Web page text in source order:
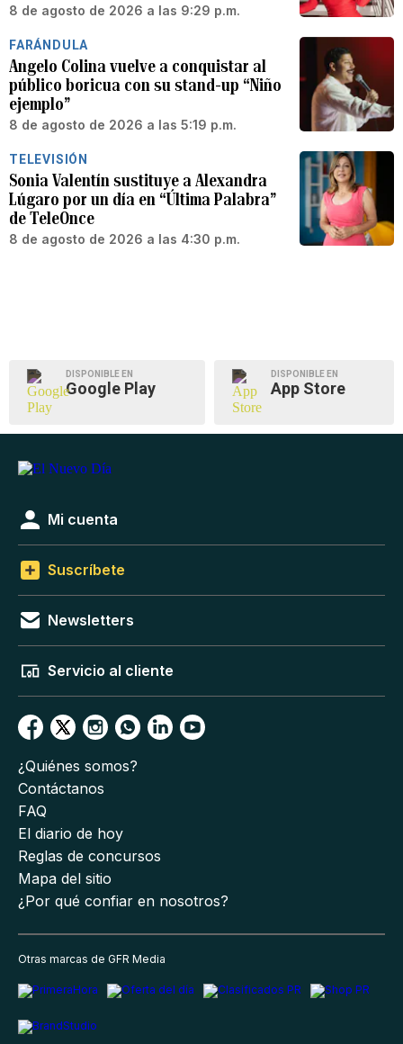
8 de agosto de 2026 a las 9:29 p.m.
FARÁNDULA
Angelo Colina vuelve a conquistar al
público boricua con su stand-up “Niño
ejemplo”
8 de agosto de 2026 a las 5:19 p.m.
TELEVISIÓN
Sonia Valentín sustituye a Alexandra
Lúgaro por un día en “Última Palabra”
de TeleOnce
8 de agosto de 2026 a las 4:30 p.m.
DISPONIBLE EN
Google Play
DISPONIBLE EN
App Store
Mi cuenta
Suscríbete
Newsletters
Servicio al cliente
¿Quiénes somos?
Contáctanos
FAQ
El diario de hoy
Reglas de concursos
Mapa del sitio
¿Por qué confiar en nosotros?
Otras marcas de GFR Media